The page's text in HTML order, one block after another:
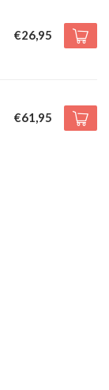
€26,95
€61,95